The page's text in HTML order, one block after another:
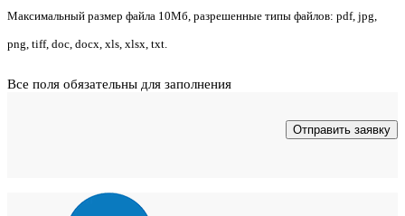
Максимальный размер файла 10Мб, разрешенные типы файлов: pdf, jpg,
png, tiff, doc, docx, xls, xlsx, txt.
Все поля обязательны для заполнения